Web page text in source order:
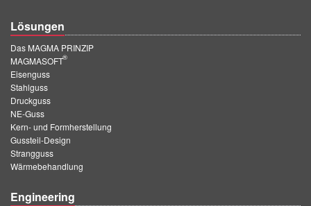
Lösungen
Das MAGMA PRINZIP
MAGMASOFT
®
Eisenguss
Stahlguss
Druckguss
NE-Guss
Kern- und Formherstellung
Gussteil-Design
Strangguss
Wärmebehandlung
Engineering